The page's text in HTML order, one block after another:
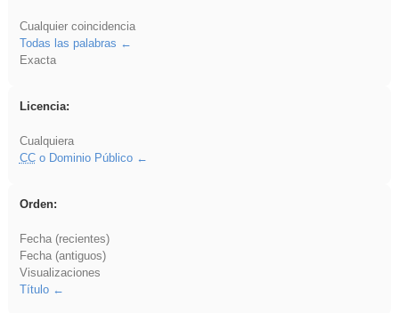
Cualquier coincidencia
Todas las palabras
Exacta
Licencia:
Cualquiera
CCo Dominio Público
Orden:
Fecha (recientes)
Fecha (antiguos)
Visualizaciones
Título